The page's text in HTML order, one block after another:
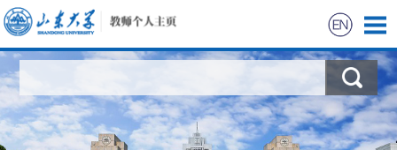
Research